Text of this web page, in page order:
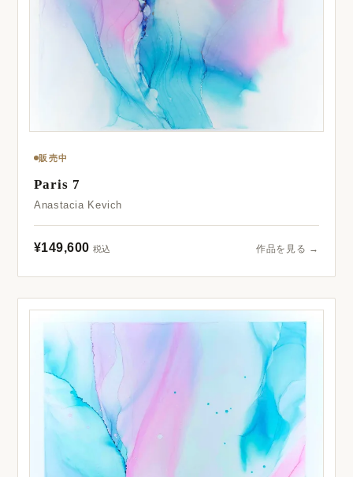
販売中
Paris 7
Anastacia Kevich
¥149,600 税込 作品を見る →